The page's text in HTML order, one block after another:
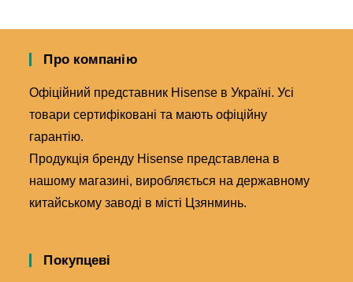
Про компанію
Офіційний представник Hisense в Україні. Усі
товари сертифіковані та мають офіційну
гарантію.
Продукція бренду Hisense представлена в
нашому магазині, виробляється на державному
китайському заводі в місті Цзянминь.
Покупцеві